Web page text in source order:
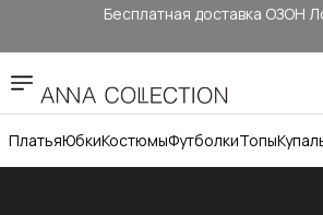
Здесь цены ниже, чем на: ОЗОН, ВБ,
Прямые продажи от ANNA
ПлатьяЮбкиКостюмыФутболкиТопы